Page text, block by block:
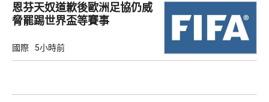
恩芬天奴道歉後歐洲足協仍威
脅罷踢世界盃等賽事
國際 5小時前